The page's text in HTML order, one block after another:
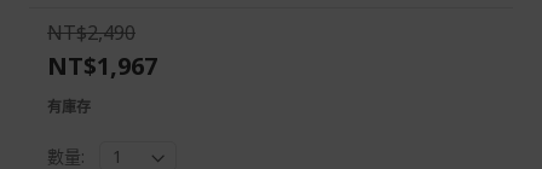
images
gallery
the
images
NT$2,490
NT$1,967
有庫存
數量: